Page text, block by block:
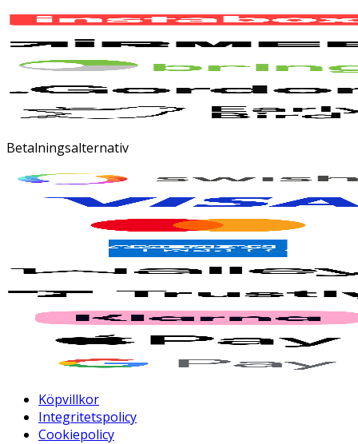
Betalningsalternativ
Köpvillkor
Integritetspolicy
Cookiepolicy